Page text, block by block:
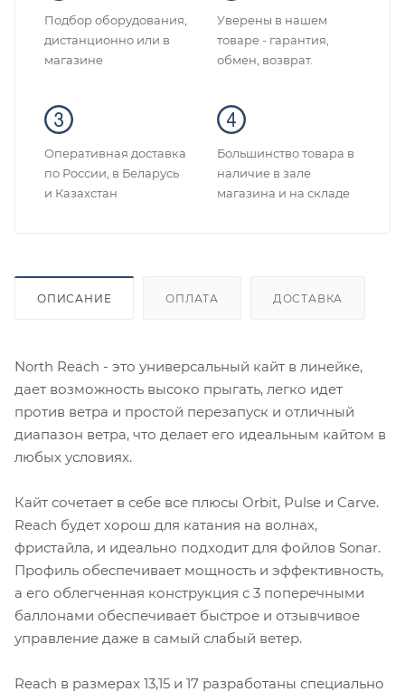
Подбор оборудования,
дистанционно или в
магазине
Уверены в нашем
товаре - гарантия,
обмен, возврат.
Оперативная доставка
по России, в Беларусь
и Казахстан
Большинство товара в
наличие в зале
магазина и на складе
ОПИСАНИЕ ОПЛАТА ДОСТАВКА
North Reach - это универсальный кайт в линейке,
дает возможность высоко прыгать, легко идет
против ветра и простой перезапуск и отличный
диапазон ветра, что делает его идеальным кайтом в
любых условиях.
Кайт сочетает в себе все плюсы Orbit, Pulse и Carve.
Reach будет хорош для катания на волнах,
фристайла, и идеально подходит для фойлов Sonar.
Профиль обеспечивает мощность и эффективность,
а его облегченная конструкция с 3 поперечными
баллонами обеспечивает быстрое и отзывчивое
управление даже в самый слабый ветер.
Reach в размерах 13,15 и 17 разработаны специально